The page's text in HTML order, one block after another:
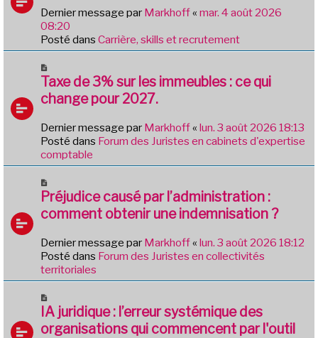
g
e
v
e
a
u
e
s
s
g
e
Dernier message par Markhoff« mar. 4 août 2026
08:20
Posté dans Carrière, skills et recrutement
o
u
v
a
u
m
s
a
e
Taxe de 3% sur les immeubles : ce qui
change pour 2027.
Dernier message par Markhoff« lun. 3 août 2026 18:13
Posté dans Forum des Juristes en cabinets d'expertise
comptable
o
u
v
a
u
m
s
a
Préjudice causé par l’administration :
comment obtenir une indemnisation ?
Dernier message par Markhoff« lun. 3 août 2026 18:12
Posté dans Forum des Juristes en collectivités
territoriales
o
u
IA juridique : l’erreur systémique des
organisations qui commencent par l'outil